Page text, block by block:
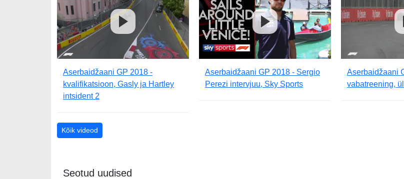
Aserbaidžaani GP 2018 -
kvalifikatsioon, Gasly ja Hartley
intsident 2
Aserbaidžaani GP 2018 - Sergio
Perezi intervjuu, Sky Sports
Aserbaidžaani
vabatreening,
Kõik videod
Seotud uudised